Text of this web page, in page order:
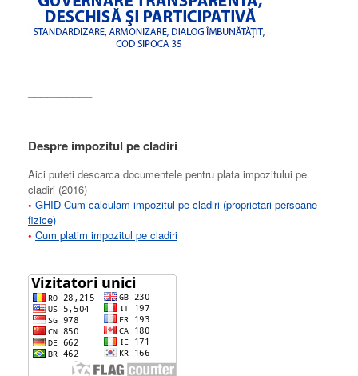
––––––––––
Despre impozitul pe cladiri
Aici puteti descarca documentele pentru plata impozitului pe
cladiri (2016)
• GHID Cum calculam impozitul pe cladiri (proprietari persoane
fizice)
• Cum platim impozitul pe cladiri